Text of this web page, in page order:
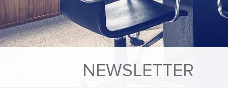
NEWSLETTER